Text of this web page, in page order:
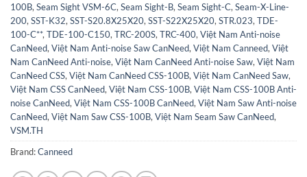
100B,Seam Sight VSM-6C,Seam Sight-B,Seam Sight-C,Seam-X-Line-
200,SST-K32,SST-S20.8X25X20,SST-S22X25X20,STR.023,TDE-
100-C**,TDE-100-C150,TRC-200S,TRC-400,Việt Nam Anti-noise
CanNeed,Việt Nam Anti-noise Saw CanNeed,Việt Nam Canneed,Việt
Nam CanNeed Anti-noise,Việt Nam CanNeed Anti-noise Saw,Việt Nam
CanNeed CSS,Việt Nam CanNeed CSS-100B,Việt Nam CanNeed Saw,
Việt Nam CSS CanNeed,Việt Nam CSS-100B,Việt Nam CSS-100B Anti-
noise CanNeed,Việt Nam CSS-100B CanNeed,Việt Nam Saw Anti-noise
CanNeed,Việt Nam Saw CSS-100B,Việt Nam Seam Saw CanNeed,
VSM.TH
Brand:Canneed